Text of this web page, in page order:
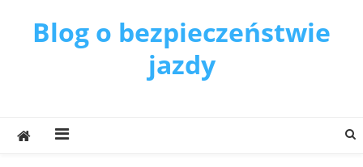
Blog o bezpieczeństwie
jazdy